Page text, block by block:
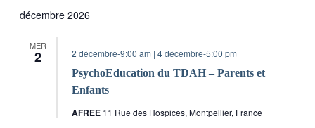
décembre 2026
MER
2
PsychoEducation du TDAH – Parents et
Enfants
2 décembre-9:00 am | 4 décembre-5:00 pm
AFREE 11 Rue des Hospices, Montpellier, France